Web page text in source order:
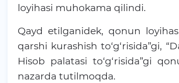
loyihasi muhokama qilindi.
Qayd etilganidek, qonun
qarshi kurashish to‘g‘risida”gi,
Hisob palatasi to‘g‘risida”gi
nazarda tutilmoqda.